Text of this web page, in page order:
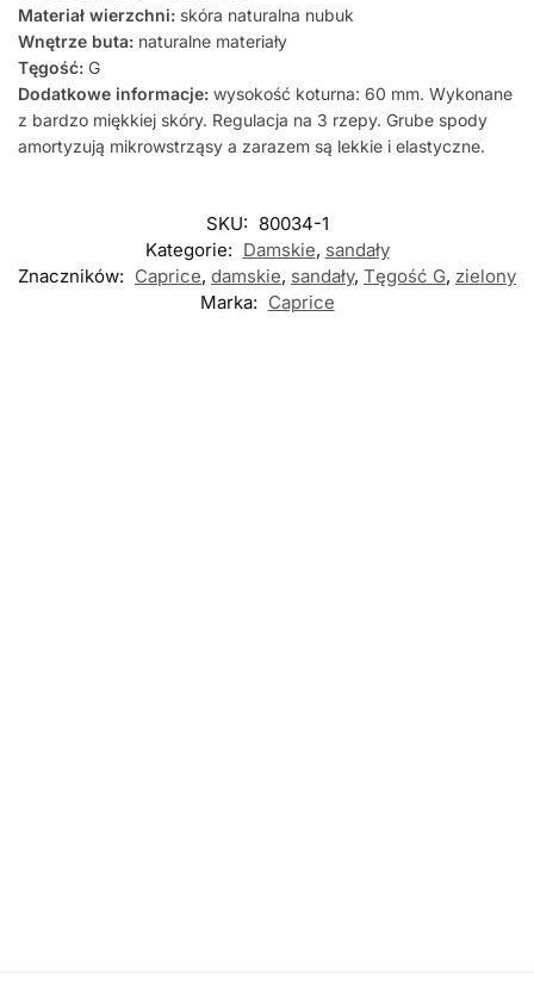
Materiał wierzchni: skóra naturalna nubuk
Wnętrze buta: naturalne materiały
Tęgość: G
Dodatkowe informacje: wysokość koturna: 60 mm. Wykonane
z bardzo miękkiej skóry. Regulacja na 3 rzepy. Grube spody
amortyzują mikrowstrząsy a zarazem są lekkie i elastyczne.
SKU: 80034-1
Kategorie: Damskie, sandały
Znaczników: Caprice, damskie, sandały, Tęgość G, zielony
Marka: Caprice